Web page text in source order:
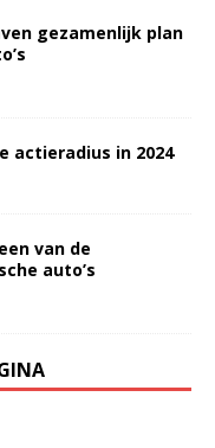
gezamenlijk plan
actieradius in 2024
van de
auto’s